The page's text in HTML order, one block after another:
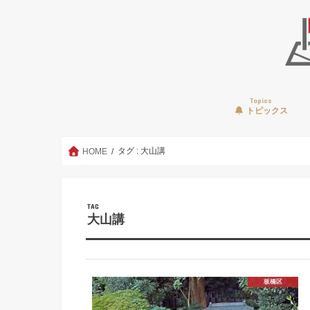
Topics
トピックス
HOME タグ : 大山講
TAG
大山講
板橋区